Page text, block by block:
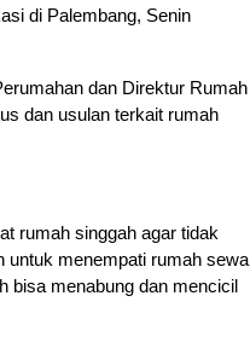
di Palembang, Senin
dan Direktur Rumah
dan usulan terkait rumah
rumah singgah agar tidak
untuk menempati rumah sewa
bisa menabung dan mencicil